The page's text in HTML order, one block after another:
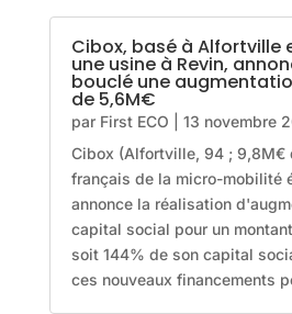
Cibox, basé à Alfortville
une usine à Revin,
bouclé une
de 5,6M€
par First ECO
13 novembre
Cibox (Alfortville, 94 ; 9,8M€
français de la micro-mobilité
annonce la réalisation
capital social pour un
soit 144% de son capital
ces nouveaux financements